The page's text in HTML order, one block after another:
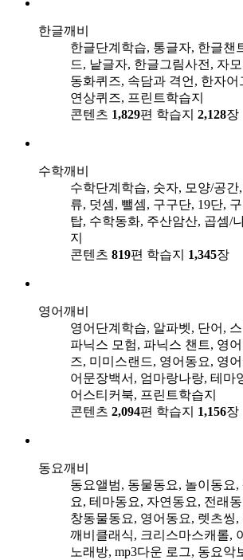
한글깨비
한글단계학습, 통글자, 한글챈
드, 낱글자, 한글그림사전, 자
동화퀴즈, 속담과 격언, 한자
연상퀴즈, 프린트학습지
콘텐츠 1,829편 학습지 2,128장
수학깨비
수학단계학습, 숫자, 모양/공간
류, 덧셈, 뺄셈, 구구단, 19단,
탑, 수학동화, 주산암산, 곱셈/
지
콘텐츠 819편 학습지 1,345장
영어깨비
영어단계학습, 알파벳, 단어,
파닉스 모험, 파닉스 챈트, 영
즈, 미미스랜드, 영어동요, 영
어문장백서, 엄마랑나랑, 테마
어스티커북, 프린트학습지
콘텐츠 2,094편 학습지 1,156장
동요깨비
동요앨범, 동물동요, 놀이동요
요, 테마동요, 자연동요, 전래
창동물동요, 영어동요, 렛츠씽
깨비클래식, 크리스마스캐롤,
노래방, mp3다운 로그, 동요악